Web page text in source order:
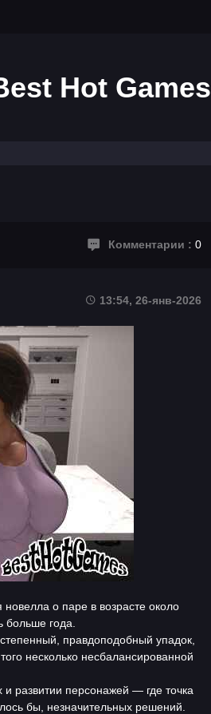
Hot Games
Комментарии : 0
13:54, 26-янв-2026
о паре в возрасте около
больше года.
правдоподобный упадок,
несколько несбалансированной
и развитии персонажей — где точка
бы, незначительных решений.